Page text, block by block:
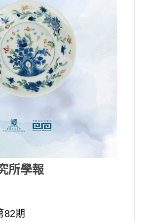
所學報
期